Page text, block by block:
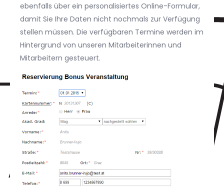
ebenfalls über ein personalisiertes Online-Formular,
damit Sie Ihre Daten nicht nochmals zur Verfügung
stellen müssen. Die verfügbaren Termine werden im
Hintergrund von unseren Mitarbeiterinnen und
Mitarbeitern gesteuert.